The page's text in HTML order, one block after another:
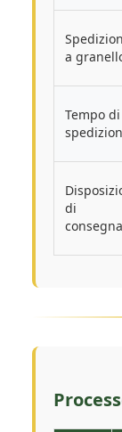
a
Tempo di
di
consegna